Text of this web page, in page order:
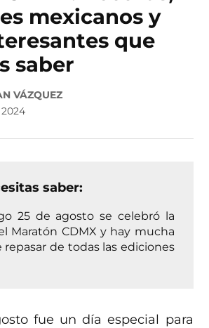
mexicanos y
que
saber
VÁZQUEZ
2024
saber:
25 de agosto se celebró la
Maratón CDMX y hay mucha
repasar de todas las ediciones
fue un día especial para